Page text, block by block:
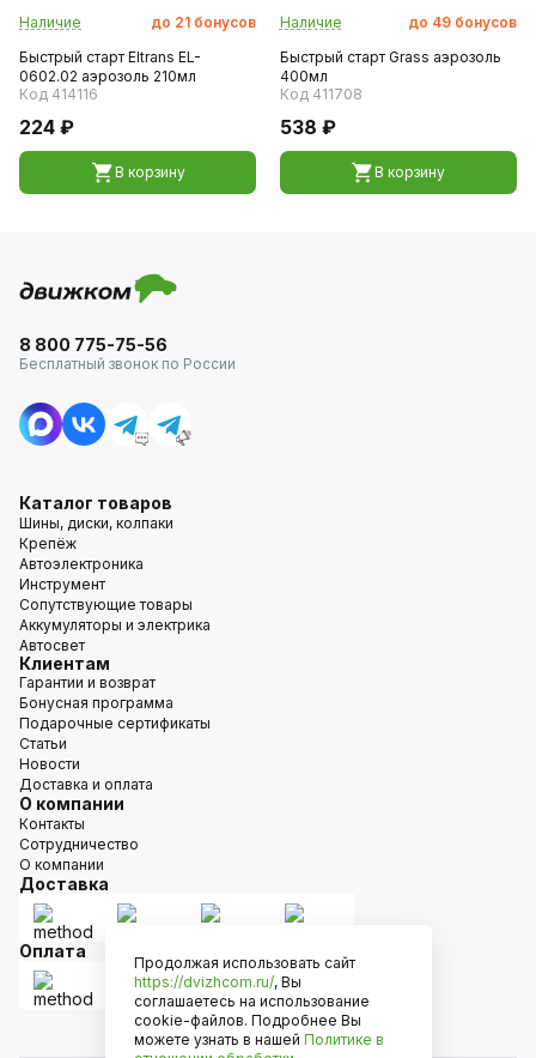
Наличие до 21 бонусов
Быстрый старт Eltrans EL-
0602.02 аэрозоль 210мл
Код 414116
224 ₽
В корзину
Наличие до 49 бонусов
Быстрый старт Grass аэрозоль
400мл
Код 411708
538 ₽
В корзину
8 800 775-75-56
Бесплатный звонок по России
Каталог товаров
Шины, диски, колпаки
Крепёж
Автоэлектроника
Инструмент
Сопутствующие товары
Аккумуляторы и электрика
Автосвет
Клиентам
Гарантии и возврат
Бонусная программа
Подарочные сертификаты
Статьи
Новости
Доставка и оплата
О компании
Контакты
Сотрудничество
О компании
Доставка
Оплата
Продолжая использовать сайт
https://dvizhcom.ru/, Вы
соглашаетесь на использование
cookie-файлов. Подробнее Вы
можете узнать в нашей Политике в